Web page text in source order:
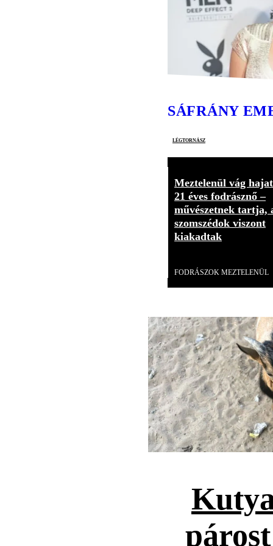
SÁFRÁNY
légtornász
Meztelenül vág
21 éves fodrásznő –
művészetnek tartja,
szomszédok viszont
kiakadtak
FODRÁSZOK MEZTELENÜL